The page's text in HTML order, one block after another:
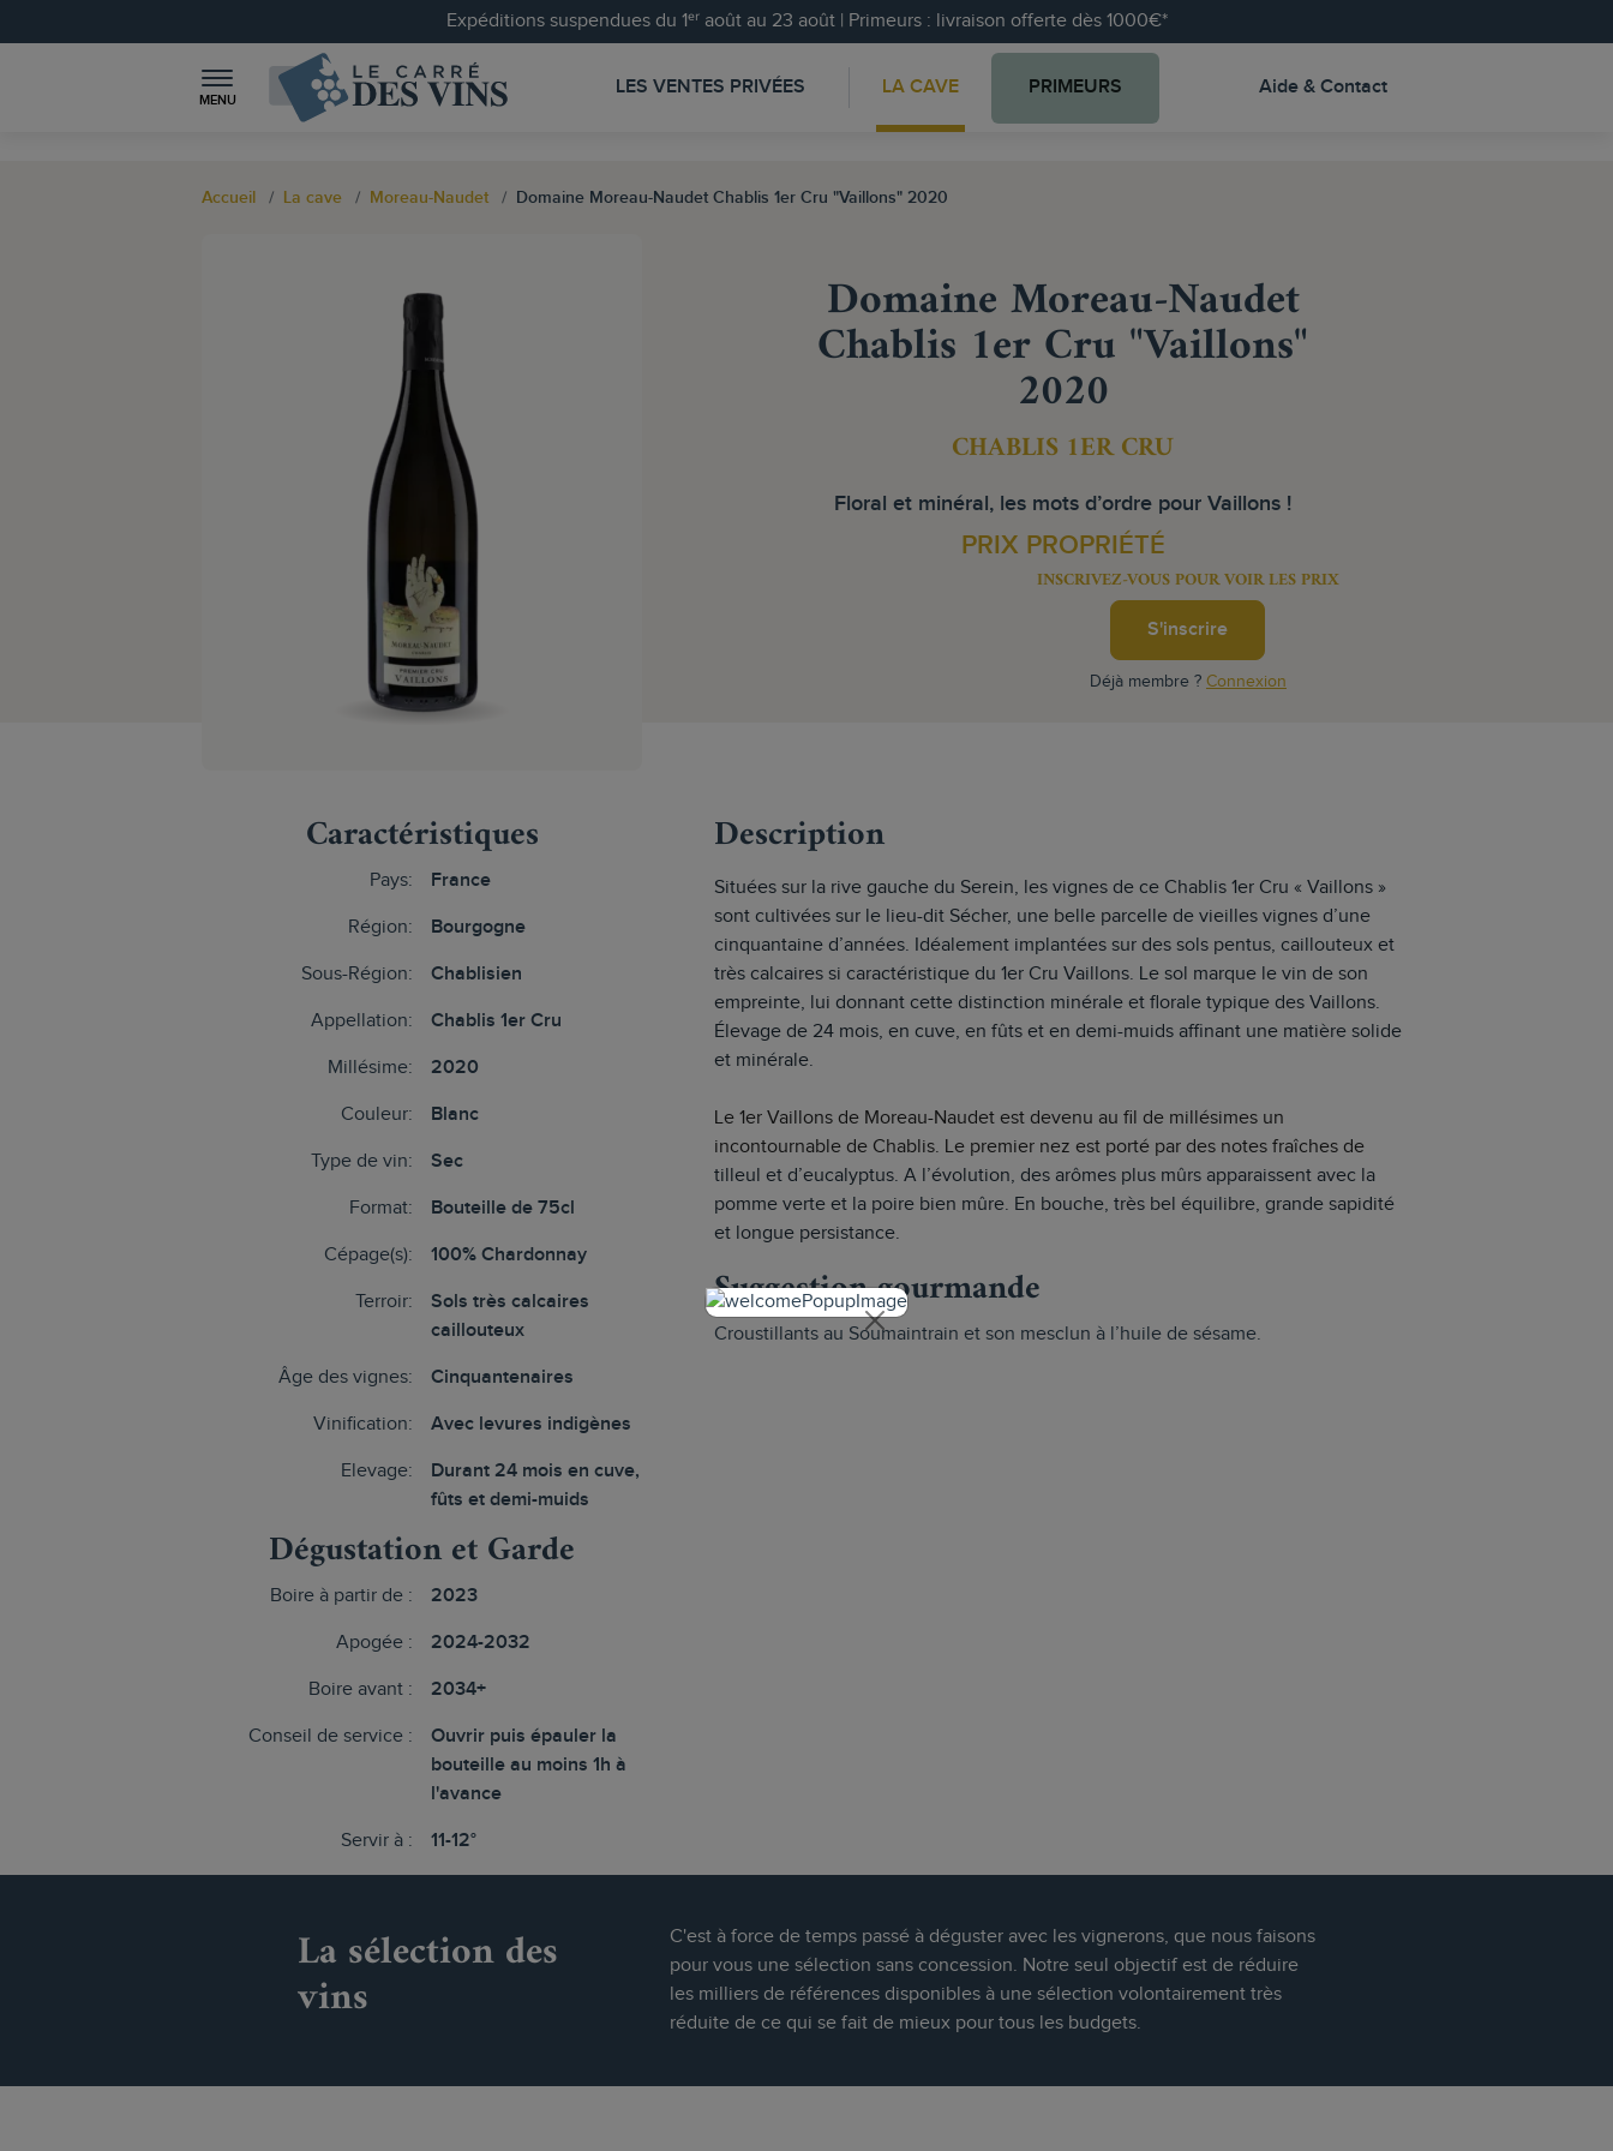
Expéditions suspendues du 1ᵉʳ août au 23 août | Primeurs : livraison offerte dès 1000€*
MENU
LES VENTES PRIVÉES LA CAVE PRIMEURS Aide & Contact
Accueil La cave Moreau-Naudet Domaine Moreau-Naudet Chablis 1er Cru "Vaillons" 2020
Domaine Moreau-Naudet
Chablis 1er Cru "Vaillons"
2020
CHABLIS 1ER CRU
Floral et minéral, les mots d’ordre pour Vaillons !
PRIX PROPRIÉTÉ
INSCRIVEZ-VOUS POUR VOIR LES PRIX
S'inscrire
Déjà membre ? Connexion
Caractéristiques
Pays: France
Région: Bourgogne
Sous-Région: Chablisien
Appellation: Chablis 1er Cru
Millésime: 2020
Couleur: Blanc
Type de vin: Sec
Format: Bouteille de 75cl
Cépage(s): 100% Chardonnay
Terroir:
Sols très calcaires
caillouteux
Âge des vignes: Cinquantenaires
Vinification: Avec levures indigènes
Elevage:
Durant 24 mois en cuve,
fûts et demi-muids
Dégustation et Garde
Boire à partir de : 2023
Apogée : 2024-2032
Boire avant : 2034+
Conseil de service :
Ouvrir puis épauler la
bouteille au moins 1h à
l'avance
Servir à : 11-12°
Description
Situées sur la rive gauche du Serein, les vignes de ce Chablis 1er Cru « Vaillons »
sont cultivées sur le lieu-dit Sécher, une belle parcelle de vieilles vignes d’une
cinquantaine d’années. Idéalement implantées sur des sols pentus, caillouteux et
très calcaires si caractéristique du 1er Cru Vaillons. Le sol marque le vin de son
empreinte, lui donnant cette distinction minérale et florale typique des Vaillons.
Élevage de 24 mois, en cuve, en fûts et en demi-muids affinant une matière solide
et minérale.
Le 1er Vaillons de Moreau-Naudet est devenu au fil de millésimes un
incontournable de Chablis. Le premier nez est porté par des notes fraîches de
tilleul et d’eucalyptus. A l’évolution, des arômes plus mûrs apparaissent avec la
pomme verte et la poire bien mûre. En bouche, très bel équilibre, grande sapidité
et longue persistance.
Suggestion gourmande
Croustillants au Soumaintrain et son mesclun à l’huile de sésame.
La sélection des
vins
C'est à force de temps passé à déguster avec les vignerons, que nous faisons
pour vous une sélection sans concession. Notre seul objectif est de réduire
les milliers de références disponibles à une sélection volontairement très
réduite de ce qui se fait de mieux pour tous les budgets.